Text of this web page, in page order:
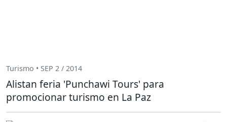
Turismo • SEP 2 / 2014
Alistan feria 'Punchawi Tours' para
promocionar turismo en La Paz